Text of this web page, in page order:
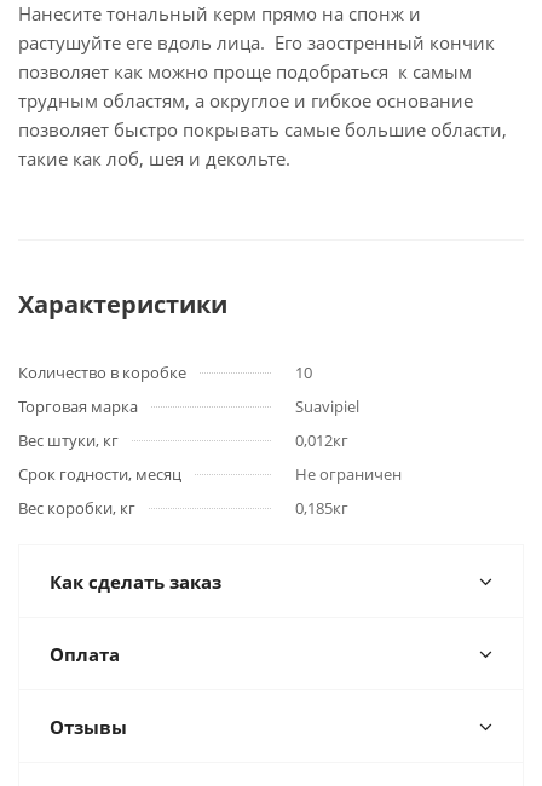
Нанесите тональный керм прямо на спонж и
растушуйте еге вдоль лица. Его заостренный кончик
позволяет как можно проще подобраться к самым
трудным областям, а округлое и гибкое основание
позволяет быстро покрывать самые большие области,
такие как лоб, шея и декольте.
Характеристики
Количество в коробке
10
Торговая марка
Suavipiel
Вес штуки, кг
0,012кг
Срок годности, месяц
Не ограничен
Вес коробки, кг
0,185кг
Как сделать заказ
Оплата
Отзывы